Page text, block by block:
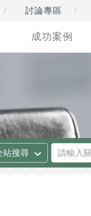
討論專區
成功案例